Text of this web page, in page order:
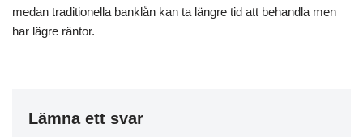
medan traditionella banklån kan ta längre tid att behandla men
har lägre räntor.
Lämna ett svar